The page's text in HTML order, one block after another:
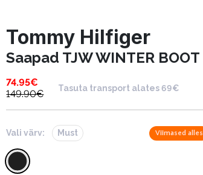
Tommy Hilfiger
Saapad TJW WINTER BOOT
74.95€
149.90€
Tasuta transport alates 69€
Vali värv: Must Viimased alles